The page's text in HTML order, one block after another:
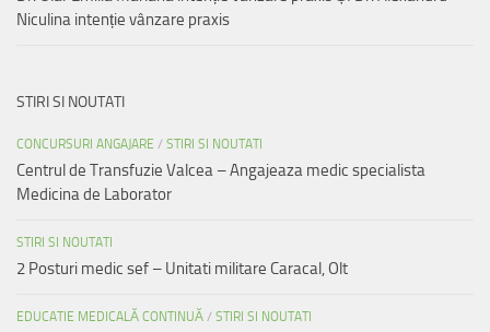
Niculina intenție vânzare praxis
STIRI SI NOUTATI
CONCURSURI ANGAJARE / STIRI SI NOUTATI
Centrul de Transfuzie Valcea – Angajeaza medic specialista
Medicina de Laborator
STIRI SI NOUTATI
2 Posturi medic sef – Unitati militare Caracal, Olt
EDUCATIE MEDICALĂ CONTINUĂ / STIRI SI NOUTATI